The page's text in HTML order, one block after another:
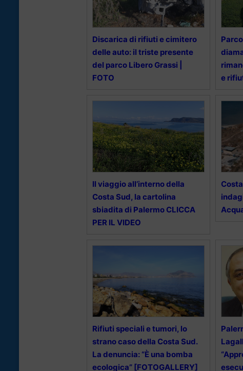
Discarica di rifiuti e cimitero
delle auto: il triste presente
del parco Libero Grassi |
FOTO
e
Il viaggio all’interno della
Costa Sud, la cartolina
sbiadita di Palermo CLICCA
PER IL VIDEO
Rifiuti speciali e tumori, lo
strano caso della Costa Sud.
La denuncia: “È una bomba
ecologica” [FOTOGALLERY]